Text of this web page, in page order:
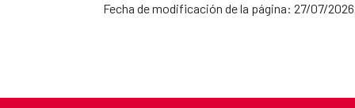
Fecha de modificación de la página: 27/07/2026